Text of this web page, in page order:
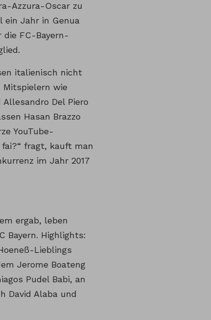
Azzura-Oscar zu
ein Jahr in Genua
FC-Bayern-
italienisch nicht
Mitspielern wie
Del Piero
Hasan Brazzo
YouTube-
fragt, kauft man
im Jahr 2017
ergab, leben
Bayern. Highlights:
Lieblings
Jerome Boateng
Pudel Babi, an
David Alaba und